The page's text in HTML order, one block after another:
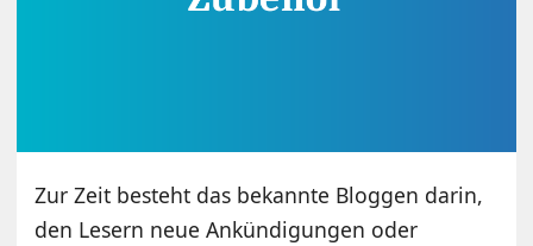
Zur Zeit besteht das bekannte Bloggen darin,
den Lesern neue Ankündigungen oder